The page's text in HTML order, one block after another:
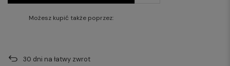
Możesz kupić także poprzez:
30 dni na łatwy zwrot